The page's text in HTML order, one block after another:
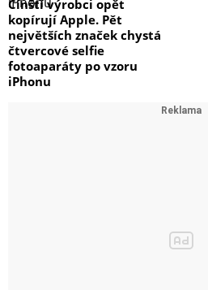
Čínští výrobci opět
kopírují Apple. Pět
největších značek chystá
čtvercové selfie
fotoaparáty po vzoru
iPhonu